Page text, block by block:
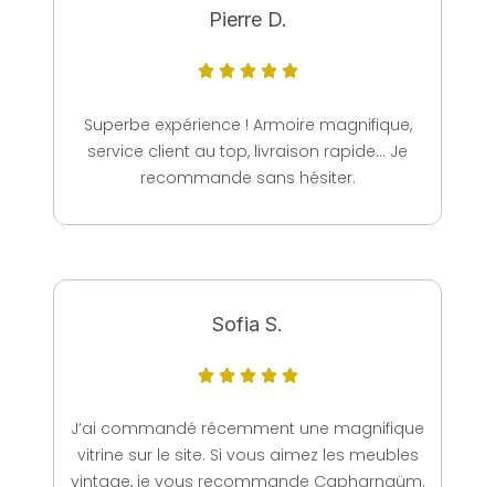
Pierre D.
    
Superbe expérience ! Armoire magnifique,
service client au top, livraison rapide… Je
recommande sans hésiter.
Sofia S.
    
J’ai commandé récemment une magnifique
vitrine sur le site. Si vous aimez les meubles
vintage, je vous recommande Capharnaüm.